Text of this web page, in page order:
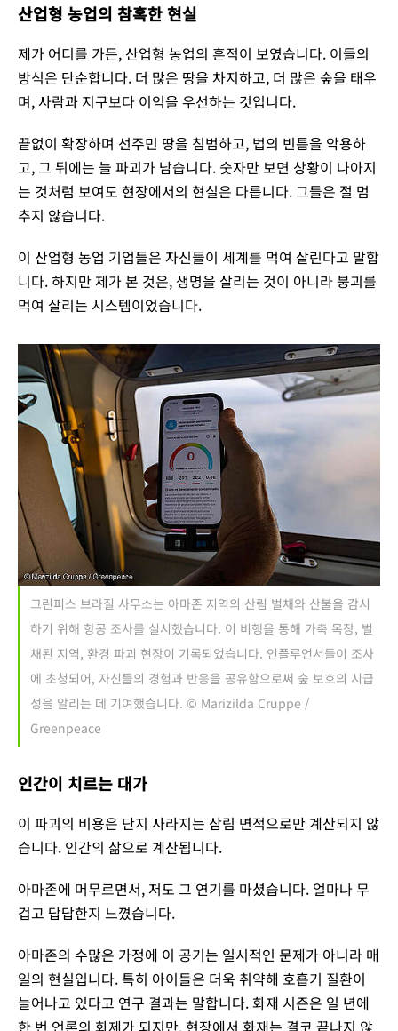
산업형 농업의 참혹한 현실
제가 어디를 가든, 산업형 농업의 흔적이 보였습니다. 이들의
방식은 단순합니다. 더 많은 땅을 차지하고, 더 많은 숲을 태우
며, 사람과 지구보다 이익을 우선하는 것입니다.
끝없이 확장하며 선주민 땅을 침범하고, 법의 빈틈을 악용하
고, 그 뒤에는 늘 파괴가 남습니다. 숫자만 보면 상황이 나아지
는 것처럼 보여도 현장에서의 현실은 다릅니다. 그들은 절 멈
추지 않습니다.
이 산업형 농업 기업들은 자신들이 세계를 먹여 살린다고 말합
니다. 하지만 제가 본 것은, 생명을 살리는 것이 아니라 붕괴를
먹여 살리는 시스템이었습니다.
그린피스 브라질 사무소는 아마존 지역의 산림 벌채와 산불을 감시
하기 위해 항공 조사를 실시했습니다. 이 비행을 통해 가축 목장, 벌
채된 지역, 환경 파괴 현장이 기록되었습니다. 인플루언서들이 조사
에 초청되어, 자신들의 경험과 반응을 공유함으로써 숲 보호의 시급
성을 알리는 데 기여했습니다. © Marizilda Cruppe /
Greenpeace
인간이 치르는 대가
이 파괴의 비용은 단지 사라지는 삼림 면적으로만 계산되지 않
습니다. 인간의 삶으로 계산됩니다.
아마존에 머무르면서, 저도 그 연기를 마셨습니다. 얼마나 무
겁고 답답한지 느꼈습니다.
아마존의 수많은 가정에 이 공기는 일시적인 문제가 아니라 매
일의 현실입니다. 특히 아이들은 더욱 취약해 호흡기 질환이
늘어나고 있다고 연구 결과는 말합니다. 화재 시즌은 일 년에
한 번 언론의 화제가 되지만, 현장에서 화재는 결코 끝나지 않